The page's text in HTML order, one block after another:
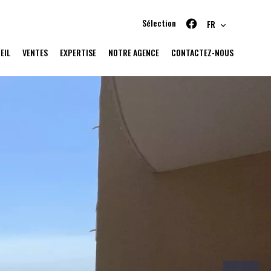
Sélection FR
VENTES EXPERTISE NOTRE AGENCE CONTACTEZ-NOUS